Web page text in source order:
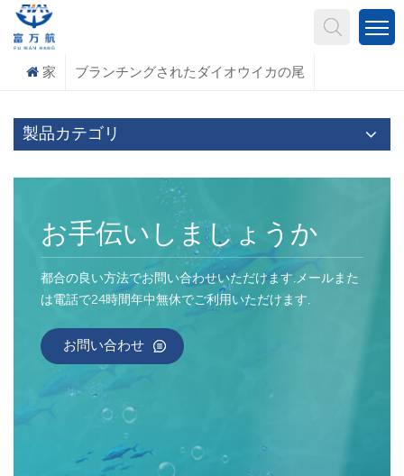
家 ブランチングされたダイオウイカの尾
製品カテゴリ
お手伝いしましょうか
都合の良い方法でお問い合わせいただけます.メールまた
は電話で24時間年中無休でご利用いただけます.
お問い合わせ